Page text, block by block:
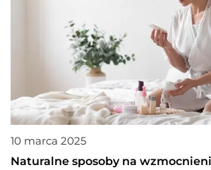
10 marca 2025
Naturalne sposoby na